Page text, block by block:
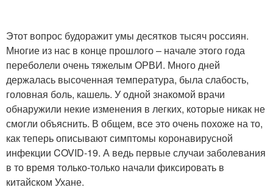
Этот вопрос будоражит умы десятков тысяч россиян.
Многие из нас в конце прошлого – начале этого года
переболели очень тяжелым ОРВИ. Много дней
держалась высоченная температура, была слабость,
головная боль, кашель. У одной знакомой врачи
обнаружили некие изменения в легких, которые никак не
смогли объяснить. В общем, все это очень похоже на то,
как теперь описывают симптомы коронавирусной
инфекции COVID-19. А ведь первые случаи заболевания
в то время только-только начали фиксировать в
китайском Ухане.